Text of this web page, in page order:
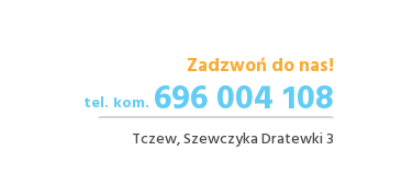
Zadzwoń do nas!
tel. kom.696 004 108
Tczew, Szewczyka Dratewki 3